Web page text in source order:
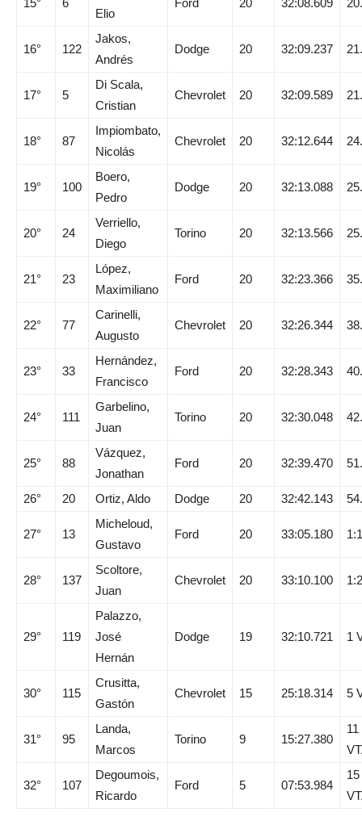
15° 6
Elio
Ford 20 32:08.609
16° 122
Jakos,
Andrés
Dodge 20 32:09.237
17° 5
Di Scala,
Cristian
Chevrolet 20 32:09.589
18° 87
Impiombato,
Nicolás
Chevrolet 20 32:12.644
19° 100
Boero,
Pedro
Dodge 20 32:13.088
20° 24
Verriello,
Diego
Torino 20 32:13.566
21° 23
López,
Maximiliano
Ford 20 32:23.366
22° 77
Carinelli,
Augusto
Chevrolet 20 32:26.344
23° 33
Hernández,
Francisco
Ford 20 32:28.343
24° 111
Garbelino,
Juan
Torino 20 32:30.048
25° 88
Vázquez,
Jonathan
Ford 20 32:39.470
26° 20 Ortiz, Aldo Dodge 20 32:42.143
27° 13
Micheloud,
Gustavo
Ford 20 33:05.180
28° 137
Scoltore,
Juan
Chevrolet 20 33:10.100
29° 119
Palazzo,
José
Hernán
Dodge 19 32:10.721 1
30° 115
Crusitta,
Gastón
Chevrolet 15 25:18.314 5
31° 95
Landa,
Marcos
Torino 9 15:27.380
11
32° 107
Degoumois,
Ricardo
Ford 5 07:53.984
15